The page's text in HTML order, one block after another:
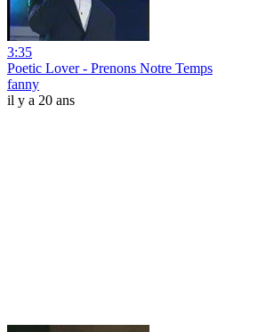
3:35
Poetic Lover - Prenons Notre Temps
fanny
il y a 20 ans